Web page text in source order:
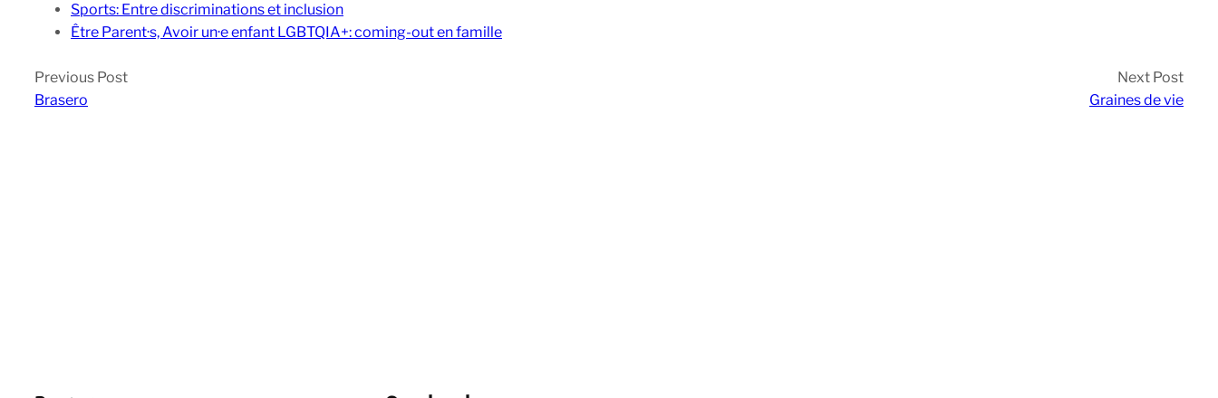
Sports: Entre discriminations et inclusion
Être Parent·s, Avoir un·e enfant LGBTQIA+: coming-out en famille
Previous Post
Brasero
Next Post
Graines de vie